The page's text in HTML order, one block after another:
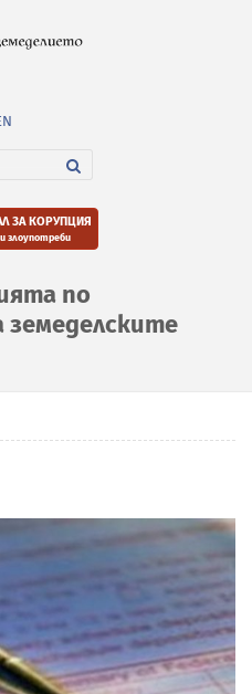
ЗА КОРУПЦИЯ
злоупотреби
по
земеделските